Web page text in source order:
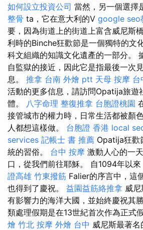
如何設立投資公司 當然，另一個選擇
整骨 ta，它在意大利的V google seo
要，因為街道上的街道上富含威尼斯
利時的Binche狂歡節是一個獨特的文
科文組織的知識文化遺產的一部分。
自監獄的接近，因此它是指最後一次
息。 推拿 台南 外燴 ptt 天母 按摩 台
活動的更多信息，請訪問Opatija旅遊
體。 八字命理 整復推拿 台胞證桃園
接管城市的權力時，日常生活都被顏
人都想這樣做。 台胞證 香港 local
services 記帳士 書 推薦 Opatija狂歡
統的習俗。 台中 按摩 激動人心的一
口，從我們前往耶穌。 自1094年以
證高雄 竹東撥筋 Falier的序言中，這
也得到了慶祝。 益園益筋絡推拿 威
有影響力的海洋大國，並始終慶祝其
類處理假期是在13世紀首次作為正式
燴 竹北 按摩 外燴 台中 威尼斯最著